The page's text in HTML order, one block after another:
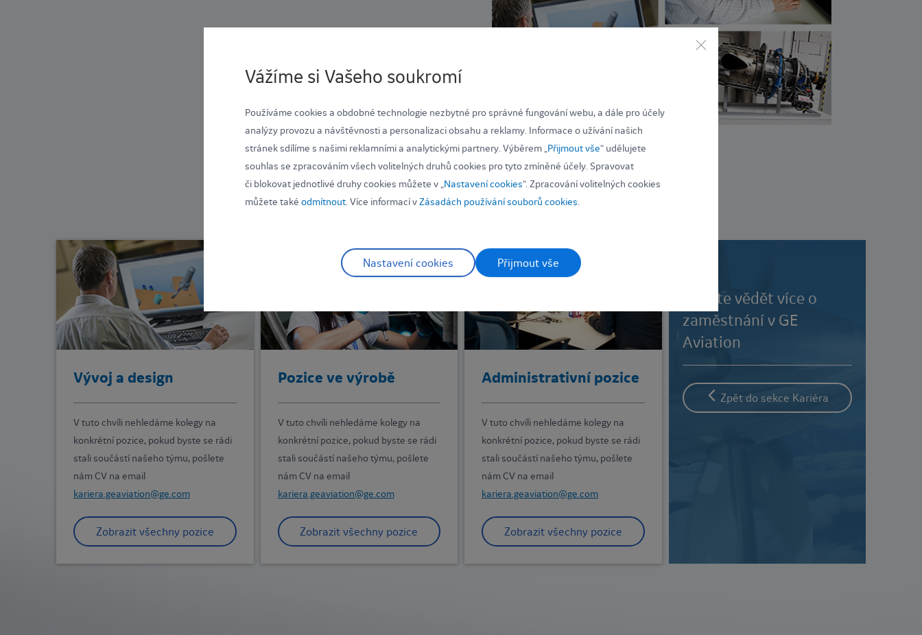
Volné pozice v dalších oborech
Vývoj a design
V tuto chvíli nehledáme kolegy na
konkrétní pozice, pokud byste se rádi
stali součástí našeho týmu, pošlete
nám CV na email
kariera.geaviation@ge.com
Zobrazit všechny pozice
Pozice ve výrobě
V tuto chvíli nehledáme kolegy na
konkrétní pozice, pokud byste se rádi
stali součástí našeho týmu, pošlete
nám CV na email
kariera.geaviation@ge.com
Zobrazit všechny pozice
Administrativní pozice
V tuto chvíli nehledáme kolegy na
konkrétní pozice, pokud byste se rádi
stali součástí našeho týmu, pošlete
nám CV na email
kariera.geaviation@ge.com
Zobrazit všechny pozice
Chcete vědět více o
zaměstnání v GE
Aviation
Zpět do sekce Kariéra
Vážíme si Vašeho soukromí
Používáme cookies a obdobné technologie nezbytné pro správné fungování webu, a dále pro účely
analýzy provozu a návštěvnosti a personalizaci obsahu a reklamy. Informace o užívání našich
stránek sdílíme s našimi reklamními a analytickými partnery. Výběrem „Přijmout vše“ udělujete
souhlas se zpracováním všech volitelných druhů cookies pro tyto zmíněné účely. Spravovat
či blokovat jednotlivé druhy cookies můžete v „Nastavení cookies“. Zpracování volitelných cookies
můžete také odmítnout. Více informací vZásadách používání souborů cookies.
Nastavení cookies Přijmout vše